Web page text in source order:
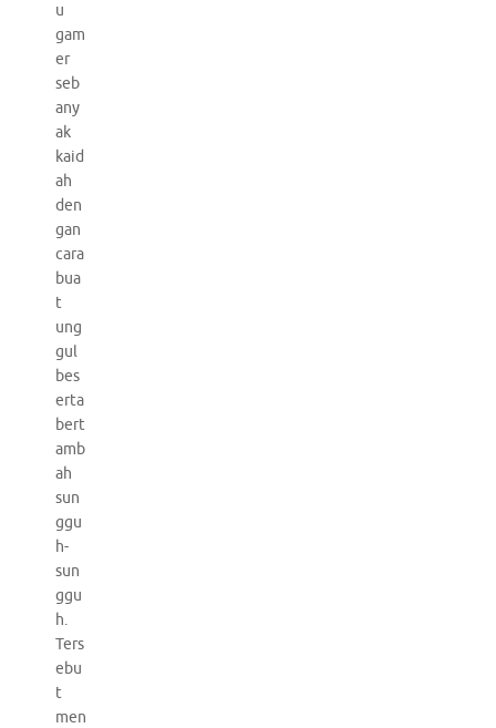
u
gam
er
seb
any
ak
kaid
ah
den
gan
cara
bua
t
ung
gul
bes
erta
bert
amb
ah
sun
ggu
h-
sun
ggu
h.
Ters
ebu
t
men